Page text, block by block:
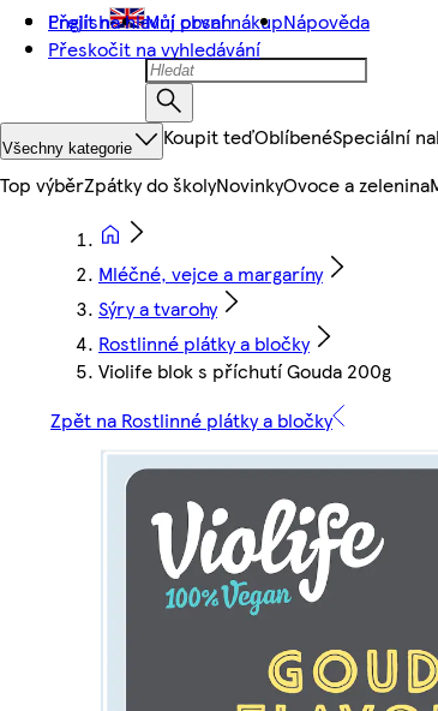
Přejít na hlavní obsah
Přeskočit na vyhledávání
English Můj první nákupNápověda
Všechny kategorie Koupit teďOblíbenéSpeciální
Top výběrZpátky do školyNovinkyOvoce a zelenina
Mléčné, vejce a margaríny
Sýry a tvarohy
Rostlinné plátky a bločky
Violife blok s příchutí Gouda 200g
Zpět na Rostlinné plátky a bločky